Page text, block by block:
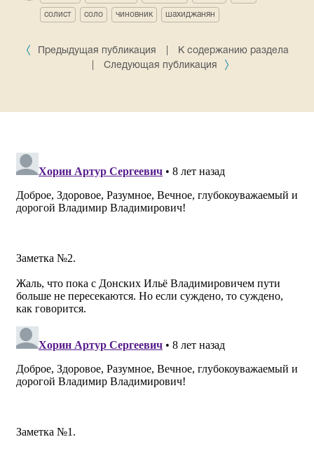
солист соло чиновник шахиджанян
Предыдущая публикация
К содержанию раздела
Следующая публикация